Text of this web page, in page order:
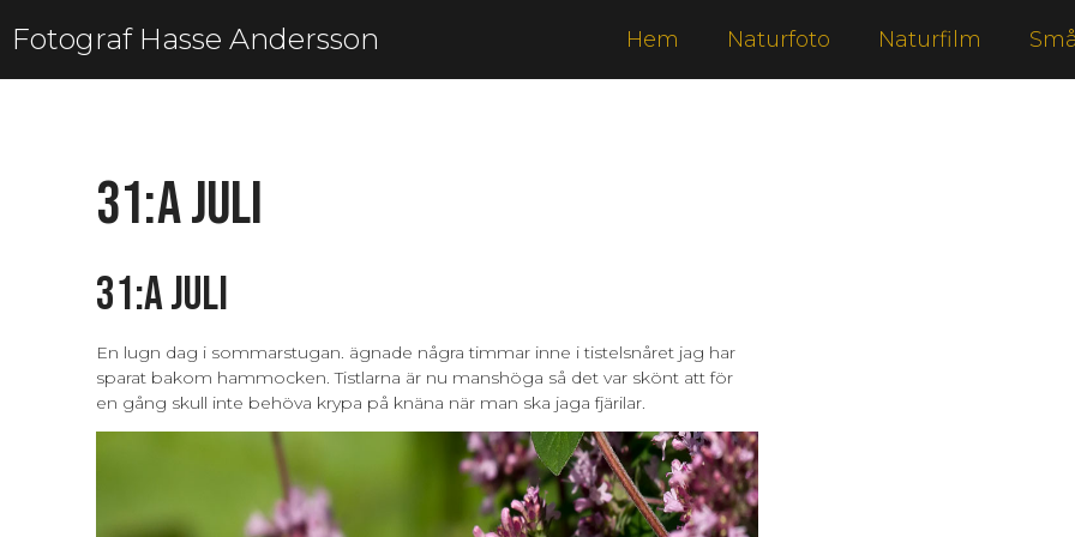
Fotograf Hasse Andersson Hem Naturfoto Naturfilm
31:a juli
31:a juli
En lugn dag i sommarstugan. ägnade några timmar inne i tistelsnåret jag har
sparat bakom hammocken. Tistlarna är nu manshöga så det var skönt att för
en gång skull inte behöva krypa på knäna när man ska jaga fjärilar.